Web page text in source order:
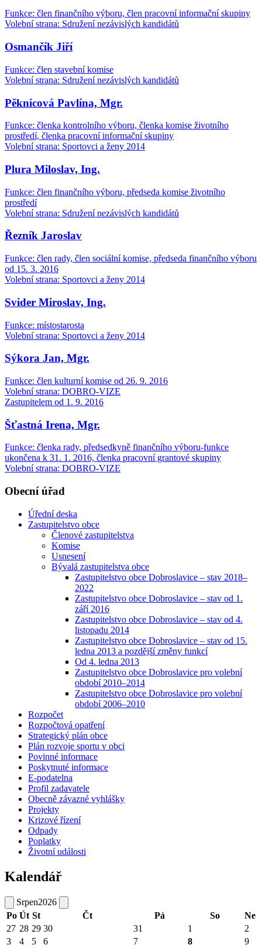
Funkce: člen finančního výboru, člen pracovní informační skupiny
Volební strana: Sdružení nezávislých kandidátů
Osmančík Jiří
Funkce: člen stavební komise
Volební strana: Sdružení nezávislých kandidátů
Pěknicová Pavlína, Mgr.
Funkce: členka kontrolního výboru, členka komise životního
prostředí, členka pracovní informační skupiny
Volební strana: Sportovci a ženy 2014
Plura Miloslav, Ing.
Funkce: člen finančního výboru, předseda komise životního
prostředí
Volební strana: Sdružení nezávislých kandidátů
Řezník Jaroslav
Funkce: člen rady, člen sociální komise, předseda finančního výboru
od 15. 3. 2016
Volební strana: Sportovci a ženy 2014
Svider Miroslav, Ing.
Funkce: místostarosta
Volební strana: Sportovci a ženy 2014
Sýkora Jan, Mgr.
Funkce: člen kulturní komise od 26. 9. 2016
Volební strana: DOBRO-VIZE
Zastupitelem od 1. 9. 2016
Šťastná Irena, Mgr.
Funkce: členka rady, předsedkyně finančního výboru-funkce
ukončena k 31. 1. 2016, členka pracovní grantové skupiny
Volební strana: DOBRO-VIZE
Obecní úřad
Úřední deska
Zastupitelstvo obce
Členové zastupitelstva
Komise
Usnesení
Bývalá zastupitelstva obce
Zastupitelstvo obce Dobroslavice – stav 2018–
2022
Zastupitelstvo obce Dobroslavice – stav od 1.
září 2016
Zastupitelstvo obce Dobroslavice – stav od 4.
listopadu 2014
Zastupitelstvo obce Dobroslavice – stav od 15.
ledna 2013 a pozdější změny funkcí
Od 4. ledna 2013
Zastupitelstvo obce Dobroslavice pro volební
období 2010–2014
Zastupitelstvo obce Dobroslavice pro volební
období 2006–2010
Rozpočet
Rozpočtová opatření
Strategický plán obce
Plán rozvoje sportu v obci
Povinné informace
Poskytnuté informace
E-podatelna
Profil zadavatele
Obecně závazné vyhlášky
Projekty
Krizové řízení
Odpady
Poplatky
Životní události
Kalendář
Srpen2026
Po Út St Čt Pá So
Ne
27 28 29 30 31 1
2
3
4 5 6 7 8 9